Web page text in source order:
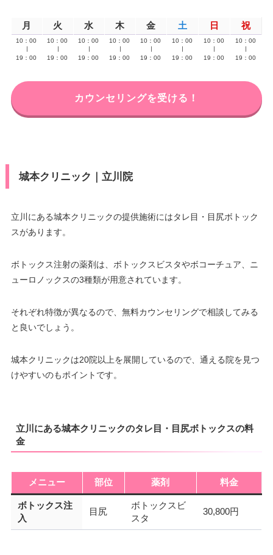
月 火 水 木 金 土 日 祝
10：00
19：00
10：00
19：00
10：00
19：00
10：00
19：00
10：00
19：00
10：00
19：00
10：00
19：00
10：00
19：00
カウンセリングを受ける！
城本クリニック｜立川院
立川にある城本クリニックの提供施術にはタレ目・目尻ボトック
スがあります。
ボトックス注射の薬剤は、ボトックスビスタやボコーチュア、ニ
ューロノックスの3種類が用意されています。
それぞれ特徴が異なるので、無料カウンセリングで相談してみる
と良いでしょう。
城本クリニックは20院以上を展開しているので、通える院を見つ
けやすいのもポイントです。
立川にある城本クリニックのタレ目・目尻ボトックスの料
金
メニュー 部位 薬剤 料金
ボトックス注
入
目尻
ボトックスビ
スタ
30,800円